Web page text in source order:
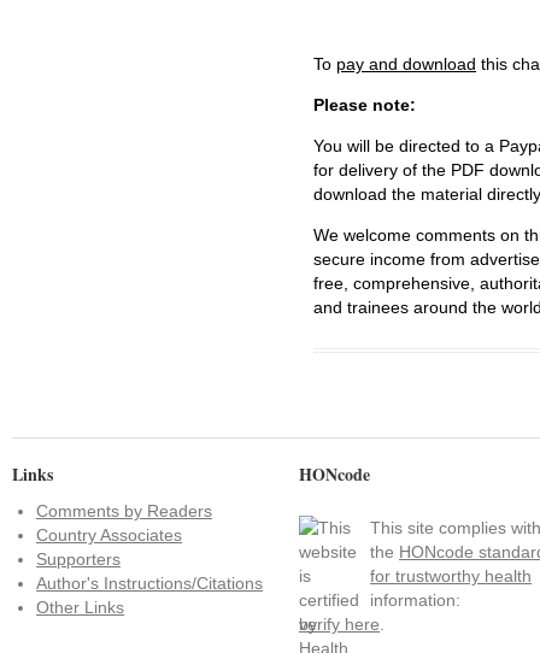
To pay and download this
Please note:
You will be directed to a
for delivery of the PDF
download the material
We welcome comments on
secure income from
free, comprehensive,
and trainees around the
Links
Comments by Readers
Country Associates
Supporters
Author's Instructions/Citations
Other Links
HONcode
This site complies with
the HONcode
for trustworthy health
information:
verify here.